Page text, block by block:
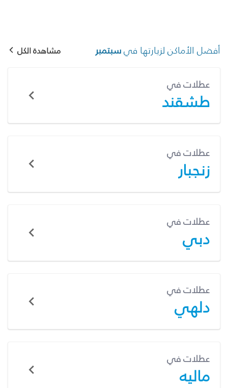
أفضل الأماكن لزيارتها فيسبتمبر مشاهدة الكل
عطلات في
طشقند
عطلات في
زنجبار
عطلات في
دبي
عطلات في
دلهي
عطلات في
ماليه